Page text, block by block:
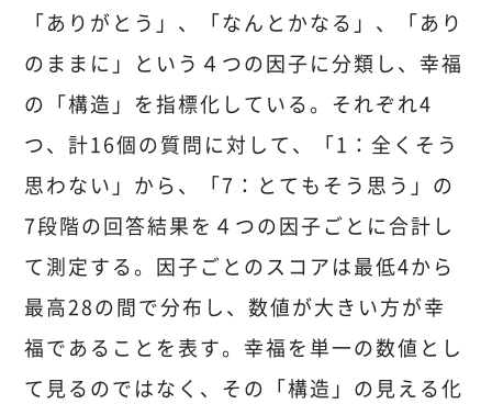
「ありがとう」、「なんとかなる」、「あり
のままに」という４つの因子に分類し、幸福
の「構造」を指標化している。それぞれ4
つ、計16個の質問に対して、「1：全くそう
思わない」から、「7：とてもそう思う」の
7段階の回答結果を４つの因子ごとに合計し
て測定する。因子ごとのスコアは最低4から
最高28の間で分布し、数値が大きい方が幸
福であることを表す。幸福を単一の数値とし
て見るのではなく、その「構造」の見える化